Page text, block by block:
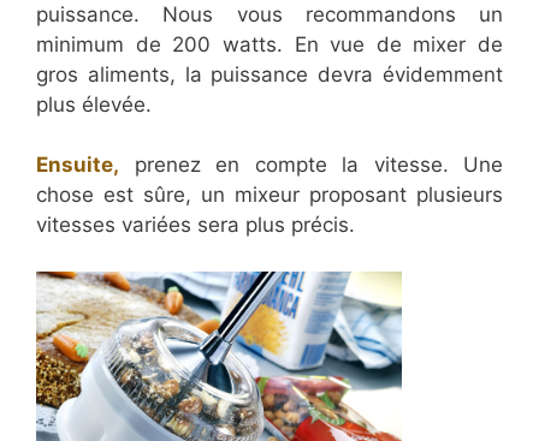
puissance. Nous vous recommandons un
minimum de 200 watts. En vue de mixer de
gros aliments, la puissance devra évidemment
plus élevée.
Ensuite, prenez en compte la vitesse. Une
chose est sûre, un mixeur proposant plusieurs
vitesses variées sera plus précis.